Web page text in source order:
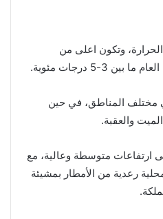
وتكون اعلى من
3-5 درجات مئوية.
مختلف المناطق، في حين
والعقبة.
متوسطة وعالية، مع
رعدية من الأمطار بمشيئة